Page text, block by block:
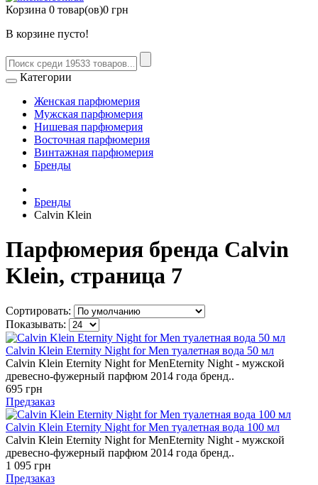
Корзина 0 товар(ов)0 грн
В корзине пусто!
Категории
Женская парфюмерия
Мужская парфюмерия
Нишевая парфюмерия
Восточная парфюмерия
Винтажная парфюмерия
Бренды
Бренды
Calvin Klein
Парфюмерия бренда Calvin
Klein, страница 7
Сортировать:
Показывать:
Calvin Klein Eternity Night for Men туалетная вода 50 мл
Calvin Klein Eternity Night for MenEternity Night - мужской
древесно-фужерный парфюм 2014 года бренд..
695 грн
Предзаказ
Calvin Klein Eternity Night for Men туалетная вода 100 мл
Calvin Klein Eternity Night for MenEternity Night - мужской
древесно-фужерный парфюм 2014 года бренд..
1 095 грн
Предзаказ